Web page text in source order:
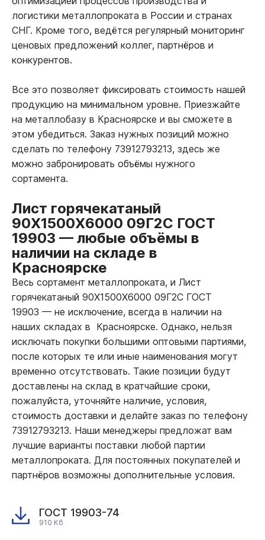
логистики металлопроката в России и странах
СНГ. Кроме того, ведётся регулярный мониторинг
ценовых предложений коллег, партнёров и
конкурентов.
Все это позволяет фиксировать стоимость нашей
продукцию на минимальном уровне. Приезжайте
на металлобазу в Красноярске и вы сможете в
этом убедиться. Заказ нужных позиций можно
сделать по телефону 73912793213, здесь же
можно забронировать объёмы нужного
сортамента.
Лист горячекатаный
90Х1500Х6000 09Г2С ГОСТ
19903 — любые объёмы в
наличии на складе в
Красноярске
Весь сортамент металлопроката, и Лист
горячекатаный 90Х1500Х6000 09Г2С ГОСТ
19903 — не исключение, всегда в наличии на
наших складах в Красноярске. Однако, нельзя
исключать покупки большими оптовыми партиями,
после которых те или иные наименования могут
временно отсутствовать. Такие позиции будут
доставлены на склад в кратчайшие сроки,
пожалуйста, уточняйте наличие, условия,
стоимость доставки и делайте заказ по телефону
73912793213. Наши менеджеры предложат вам
лучшие варианты поставки любой партии
металлопроката. Для постоянных покупателей и
партнёров возможны дополнительные условия.
ГОСТ 19903-74
910 Кб